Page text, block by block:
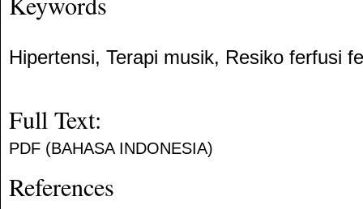
Hipertensi, Terapi musik, Resiko ferfusi
Full Text:
PDF (BAHASA INDONESIA)
References